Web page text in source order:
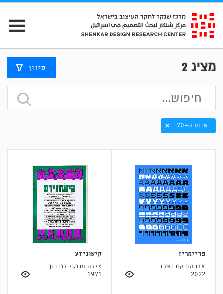
מציג 2 סינון
שנות ה-70
פריימריז
אברהם קורנפלד
2022
קישונידע
צילה מנוסי לונדון
1971